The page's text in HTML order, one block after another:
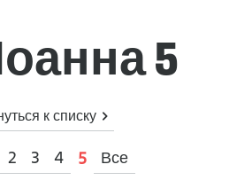
5
к списку
2 3 4 5 Все